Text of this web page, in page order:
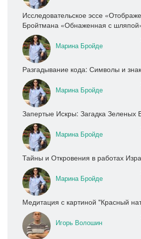
Исследовательское эссе
Бройтмана «Обнаженная с
Марина Бройде
Разгадывание кода: Символы и
Марина Бройде
Запертые Искры: Загадка Зеленых
Марина Бройде
Тайны и Откровения в работах
Марина Бройде
Медитация с картиной "Красный
Игорь Волошин